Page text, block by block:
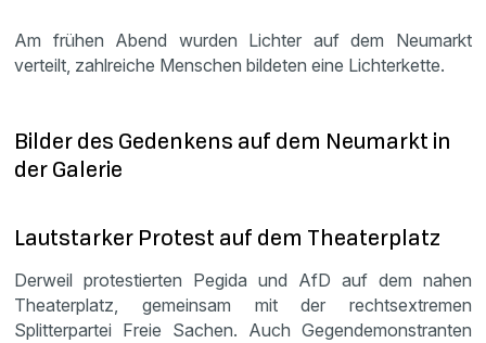
Am frühen Abend wurden Lichter auf dem Neumarkt
verteilt, zahlreiche Menschen bildeten eine Lichterkette.
Bilder des Gedenkens auf dem Neumarkt in
der Galerie
Lautstarker Protest auf dem Theaterplatz
Derweil protestierten Pegida und AfD auf dem nahen
Theaterplatz, gemeinsam mit der rechtsextremen
Splitterpartei Freie Sachen. Auch Gegendemonstranten